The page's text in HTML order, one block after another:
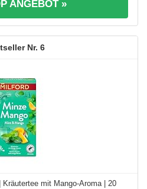
ANGEBOT »
6
mit Mango-Aroma | 20